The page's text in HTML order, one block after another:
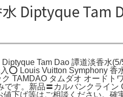
水 Diptyque
Tam Dao 譚道淡香水
Louis Vuitton Symphony
TAMDAO タムダオ オード
す。新品〓カルバンクライ
下げ等はご相談ください。